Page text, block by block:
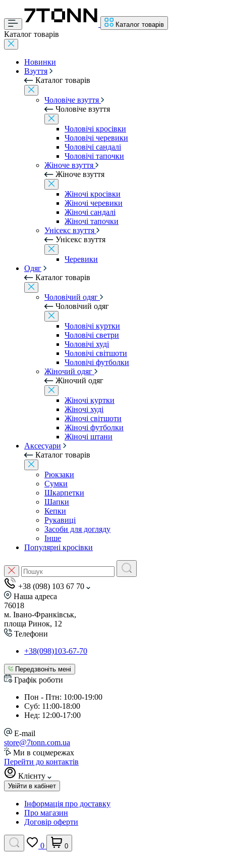
Каталог товарів
Каталог товарів
Новинки
Взуття
Каталог товарів
Чоловіче взуття
Чоловіче взуття
Чоловічі кросівки
Чоловічі черевики
Чоловічі сандалі
Чоловічі тапочки
Жіноче взуття
Жіноче взуття
Жіночі кросівки
Жіночі черевики
Жіночі сандалі
Жіночі тапочки
Унісекс взуття
Унісекс взуття
Черевики
Одяг
Каталог товарів
Чоловічий одяг
Чоловічий одяг
Чоловічі куртки
Чоловічі светри
Чоловічі худі
Чоловічі світшоти
Чоловічі футболки
Жіночий одяг
Жіночий одяг
Жіночі куртки
Жіночі худі
Жіночі світшоти
Жіночі футболки
Жіночі штани
Аксесуари
Каталог товарів
Рюкзаки
Сумки
Шкарпетки
Шапки
Кепки
Рукавиці
Засоби для догляду
Інше
Популярні кросівки
+38 (098) 103 67 70
Наша адреса
76018
м. Івано-Франківськ,
площа Ринок, 12
Телефони
+38(098)103-67-70
Передзвоніть мені
Графік роботи
Пон - Птн: 10:00-19:00
Суб: 11:00-18:00
Нед: 12:00-17:00
E-mail
store@7tonn.com.ua
Ми в соцмережах
Перейти до контактів
Клієнту
Увійти в кабінет
Інформація про доставку
Про магазин
Договір оферти
0 0